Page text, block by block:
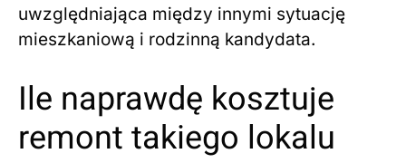
uwzględniająca między innymi sytuację
mieszkaniową i rodzinną kandydata.
Ile naprawdę kosztuje
remont takiego lokalu